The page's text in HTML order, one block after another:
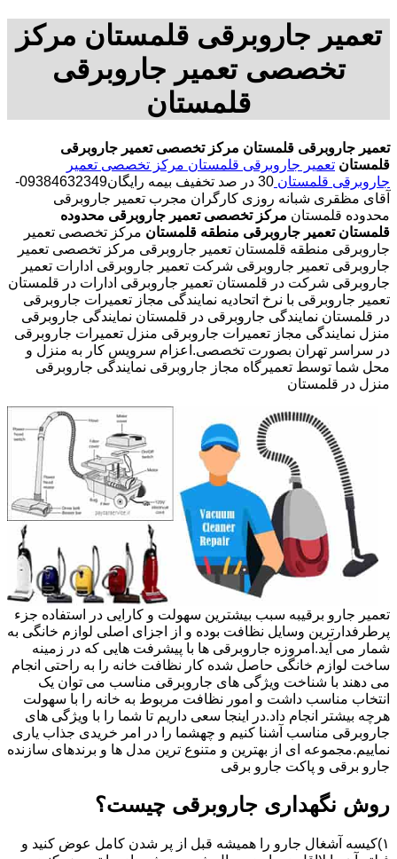
تعمیر جاروبرقی قلمستان مرکز
تخصصی تعمیر جاروبرقی
قلمستان
تعمیر جاروبرقی قلمستان مرکز تخصصی تعمیر جاروبرقی
قلمستان تعمیر جاروبرقی قلمستان مرکز تخصصی تعمیر
جاروبرقی قلمستان
30 در صد تخفیف بیمه رایگان09384632349-
آقای مظقری شبانه روزی کارگران مجرب تعمیر جاروبرقی
محدوده قلمستان مرکز تخصصی تعمیر جاروبرقی محدوده
قلمستانتعمیر جاروبرقی منطقه قلمستان مرکز تخصصی تعمیر
جاروبرقی منطقه قلمستان تعمیر جاروبرقی مرکز تخصصی تعمیر
جاروبرقی تعمیر جاروبرقی شرکت تعمیر جاروبرقی ادارات تعمیر
جاروبرقی شرکت در قلمستان تعمیر جاروبرقی ادارات در قلمستان
تعمیر جاروبرقی با نرخ اتحادیه نمایندگی مجاز تعمیرات جاروبرقی
در قلمستان نمایندگی جاروبرقی در قلمستان نمایندگی جاروبرقی
منزل نمایندگی مجاز تعمیرات جاروبرقی منزل تعمیرات جاروبرقی
در سراسر تهران بصورت تخصصی.اعزام سرویس کار به منزل و
محل شما توسط تعمیرگاه مجاز جاروبرقی نمایندگی جاروبرقی
منزل در قلمستان
تعمیر جارو برقیبه سبب بیشترین سهولت و کارایی در استفاده جزء
پرطرفدارترین وسایل نظافت بوده و از اجزای اصلی لوازم خانگی به
شمار می آید.امروزه جاروبرقی ها با پیشرفت هایی که در زمینه
ساخت لوازم خانگی حاصل شده کار نظافت خانه را به راحتی انجام
می دهند با شناخت ویژگی های جاروبرقی مناسب می توان یک
انتخاب مناسب داشت و امور نظافت مربوط به خانه را با سهولت
هرچه بیشتر انجام داد.در اینجا سعی داریم تا شما را با ویژگی های
جاروبرقی مناسب آشنا کنیم و چهشما را در امر خریدی جذاب یاری
نماییم.مجموعه ای از بهترین و متنوع ترین مدل ها و برندهای سازنده
جارو برقی و پاکت جارو برقی
روش نگهداری جاروبرقی چیست؟
۱)کیسه آشغال جارو را همیشه قبل از پر شدن کامل عوض کنید و